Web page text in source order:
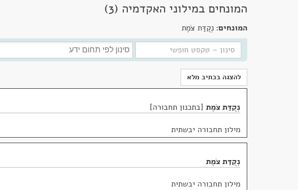
המונחים במילוני האקדמיה (3)
המונחים: נְקֻדַּת צֹמֶת
להצגה בכתיב מלא
נְקֻדַּת צֹמֶת בתכנון תחבורה
מילון תחבורה יבשתית
נְקֻדַּת צֹמֶת
מילון תחבורה יבשתית